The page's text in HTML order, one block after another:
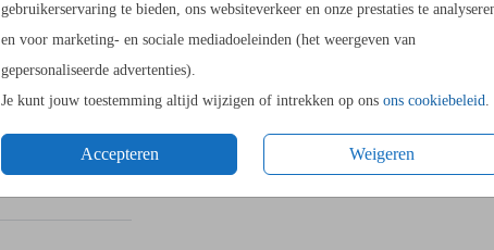
gebruikerservaring te bieden, ons websiteverkeer en onze prestaties te
en voor marketing- en sociale mediadoeleinden (het weergeven van
gepersonaliseerde advertenties).
Je kunt jouw toestemming altijd wijzigen of intrekken op ons ons cookiebeleid.
Accepteren Weigeren